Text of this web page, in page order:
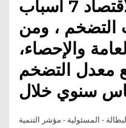
حدد خبراء الاقتصاد 7 أسباب
التضخم ، ومن
والإحصاء،
معدل التضخم
- المسئولية - مؤشر التنمية